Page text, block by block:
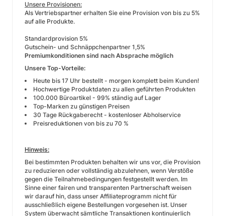
Unsere Provisionen:
Als Vertriebspartner erhalten Sie eine Provision von bis zu 5%
auf alle Produkte.
Standardprovision 5%
Gutschein- und Schnäppchenpartner 1,5%
Premiumkonditionen sind nach Absprache möglich
Unsere Top-Vorteile:
Heute bis 17 Uhr bestellt - morgen komplett beim Kunden!
Hochwertige Produktdaten zu allen geführten Produkten
100.000 Büroartikel - 99% ständig auf Lager
Top-Marken zu günstigen Preisen
30 Tage Rückgaberecht - kostenloser Abholservice
Preisreduktionen von bis zu 70 %
Hinweis:
Bei bestimmten Produkten behalten wir uns vor, die Provision
zu reduzieren oder vollständig abzulehnen, wenn Verstöße
gegen die Teilnahmebedingungen festgestellt werden. Im
Sinne einer fairen und transparenten Partnerschaft weisen
wir darauf hin, dass unser Affiliateprogramm nicht für
ausschließlich eigene Bestellungen vorgesehen ist. Unser
System überwacht sämtliche Transaktionen kontinuierlich